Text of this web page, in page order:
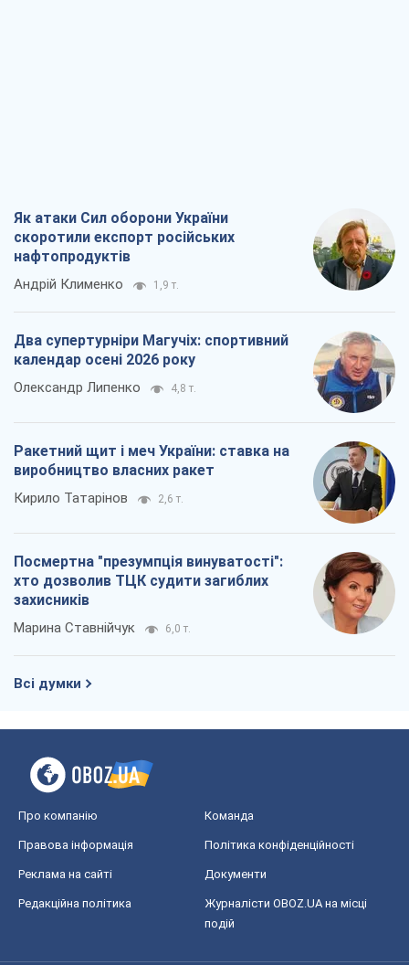
Як атаки Сил оборони України
скоротили експорт російських
нафтопродуктів
Андрій Клименко 1,9 т.
Два супертурніри Магучіх: спортивний
календар осені 2026 року
Олександр Липенко 4,8 т.
Ракетний щит і меч України: ставка на
виробництво власних ракет
Кирило Татарінов 2,6 т.
Посмертна "презумпція винуватості":
хто дозволив ТЦК судити загиблих
захисників
Марина Ставнійчук 6,0 т.
Всі думки
Про компанію Команда
Правова інформація Політика конфіденційності
Реклама на сайті Документи
Редакційна політика
Журналісти OBOZ.UA на місці
подій